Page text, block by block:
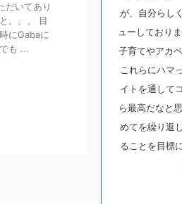
だいてあり
。。。 目
にGabaに
も ...
が、自分らし
ューしており
子育てやアカ
これらにハマ
イトを通して
ら最高だなと
めてを繰り返
ることを目標